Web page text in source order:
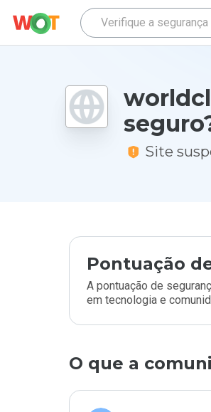
Site
Pontuação
A pontuação de
em tecnologia e
O que a